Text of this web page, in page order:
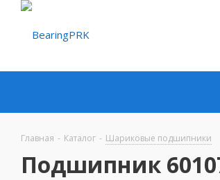
Главная - Каталог - Шариковые подшипники
Подшипник